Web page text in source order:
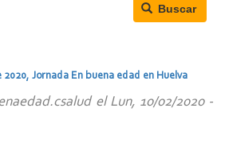
Buscar
Jornada En buena edad en Huelva
el Lun, 10/02/2020 -